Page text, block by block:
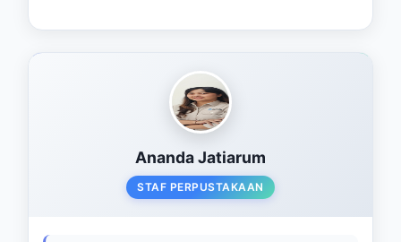
Ananda Jatiarum
STAF PERPUSTAKAAN